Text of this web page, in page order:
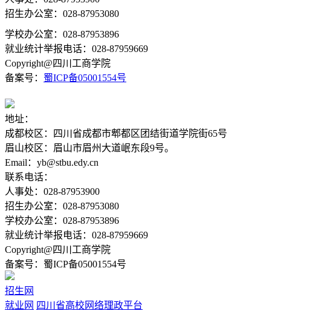
招生办公室：028-87953080
学校办公室：028-87953896
就业统计举报电话：028-87959669
Copyright@四川工商学院
备案号： 蜀ICP备05001554号
地址：
成都校区：四川省成都市郫都区团结街道学院街65号
眉山校区：眉山市眉州大道岷东段9号。
Email：yb@stbu.edy.cn
联系电话：
人事处：028-87953900
招生办公室：028-87953080
学校办公室：028-87953896
就业统计举报电话：028-87959669
Copyright@四川工商学院
备案号：蜀ICP备05001554号
招生网
就业网 四川省高校网络理政平台